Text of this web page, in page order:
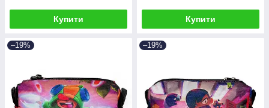
Купити Купити
–19% –19%